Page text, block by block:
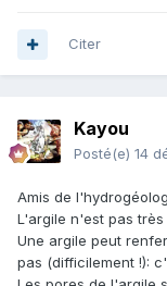
Citer
Kayou
Posté(e) 14
Amis de
L'argile n'est pas très
Une argile peut
pas (difficilement !):